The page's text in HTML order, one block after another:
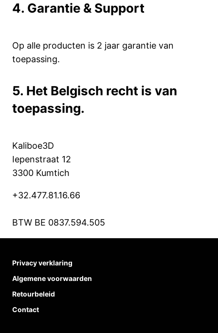
4. Garantie & Support
Op alle producten is 2 jaar garantie van
toepassing.
5. Het Belgisch recht is van
toepassing.
Kaliboe3D
Iepenstraat 12
3300 Kumtich
+32.477.81.16.66
BTW BE 0837.594.505
Privacy verklaring
Algemene voorwaarden
Retourbeleid
Contact